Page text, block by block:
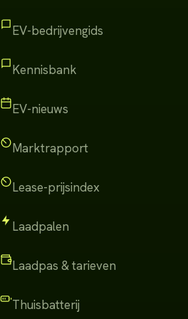
EV-bedrijvengids
Kennisbank
EV-nieuws
Marktrapport
Lease-prijsindex
Laadpalen
Laadpas & tarieven
Thuisbatterij